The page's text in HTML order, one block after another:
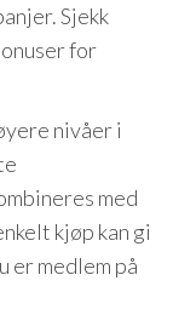
Sjekk
for
nivåer i
med
kjøp kan gi
er medlem på